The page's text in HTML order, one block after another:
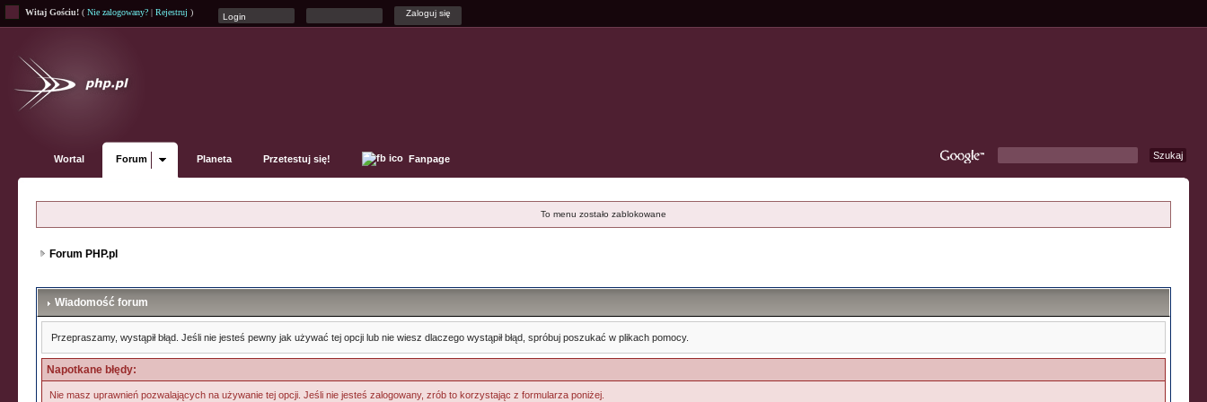
Witaj Gościu! ( Nie zalogowany? | Rejestruj )
Wortal Forum Planeta Przetestuj się! Fanpage
To menu zostało zablokowane
Forum PHP.pl
Wiadomość forum
Przepraszamy, wystąpił błąd. Jeśli nie jesteś pewny jak używać tej opcji lub nie wiesz dlaczego wystąpił błąd, spróbuj poszukać w plikach pomocy.
Napotkane błędy:
Nie masz uprawnień pozwalających na używanie tej opcji. Jeśli nie jesteś zalogowany, zrób to korzystając z formularza poniżej.